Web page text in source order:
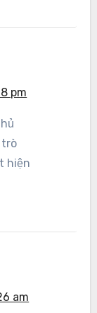
pm
trò
hiện
am